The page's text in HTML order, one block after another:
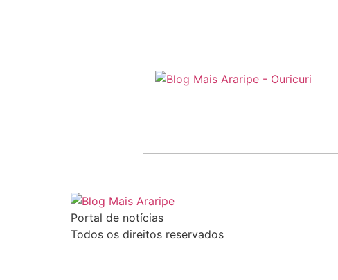
Portal de notícias
Todos os direitos reservados